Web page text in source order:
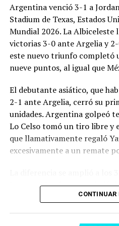
Argentina venció 3-1 a
Stadium de Texas, Estados
Mundial 2026. La Albiceleste
victorias 3-0 ante Argelia y
este nuevo triunfo completó
nueve puntos, al igual que
El debutante asiático, que
2-1 ante Argelia, cerró su
unidades. Argentina golpeó
Lo Celso tomó un tiro libre y
que llamativamente regaló
excesivamente a un remate
Lautaro Martínez convirtió
anotó su primer gol en
dentro del área sobre
CONTINUAR